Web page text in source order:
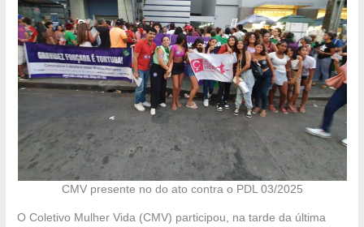
CMV presente no do ato contra o PDL 03/2025
O Coletivo Mulher Vida (CMV) participou, na tarde da última